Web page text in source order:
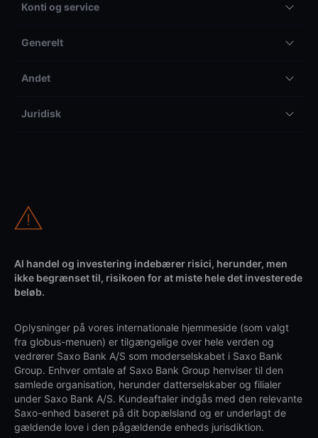
Konti og service
Generelt
Andet
Juridisk
Al handel og investering indebærer risici, herunder, men
ikke begrænset til, risikoen for at miste hele det investerede
beløb.
Oplysninger på vores internationale hjemmeside (som valgt
fra globus-menuen) er tilgængelige over hele verden og
vedrører Saxo Bank A/S som moderselskabet i Saxo Bank
Group. Enhver omtale af Saxo Bank Group henviser til den
samlede organisation, herunder datterselskaber og filialer
under Saxo Bank A/S. Kundeaftaler indgås med den relevante
Saxo-enhed baseret på dit bopælsland og er underlagt de
gældende love i den pågældende enheds jurisdiktion.